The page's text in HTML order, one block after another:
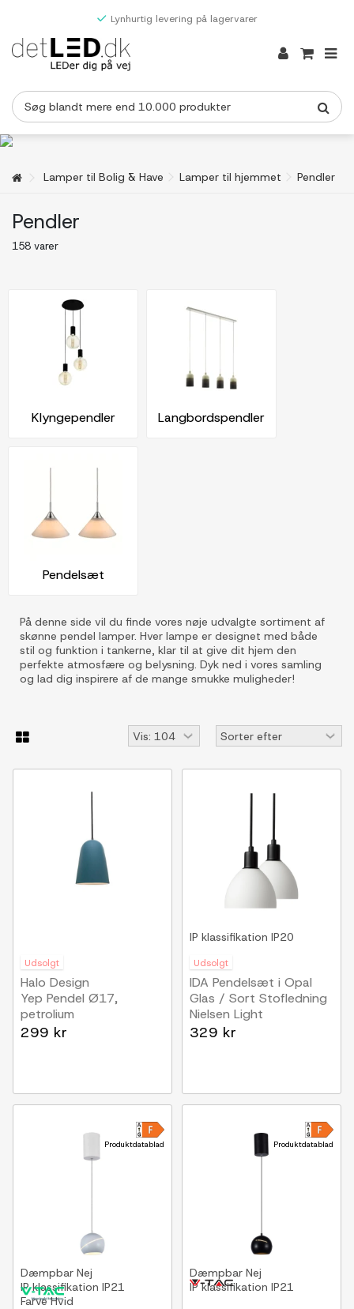
Lynhurtig levering på lagervarer
Lamper til Bolig & Have Lamper til hjemmet Pendler
Pendler
158 varer
Klyngependler Langbordspendler
Pendelsæt
På denne side vil du finde vores nøje udvalgte sortiment af
skønne pendel lamper. Hver lampe er designet med både
stil og funktion i tankerne, klar til at give dit hjem den
perfekte atmosfære og belysning. Dyk ned i vores samling
og lad dig inspirere af de mange smukke muligheder!
Udsolgt
Halo Design
Yep Pendel Ø17,
petrolium
299 kr
Udsolgt
IP klassifikation IP20
IDA Pendelsæt i Opal
Glas / Sort Stofledning
Nielsen Light
329 kr
Produktdatablad
Dæmpbar Nej
IP klassifikation IP21
FarveHvid
Produktdatablad
Dæmpbar Nej
IP klassifikation IP21